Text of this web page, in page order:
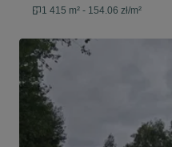
1 415 m² - 154.06 zł/m²